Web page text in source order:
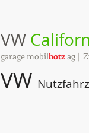
VW
garage mobilhotzag |
VW